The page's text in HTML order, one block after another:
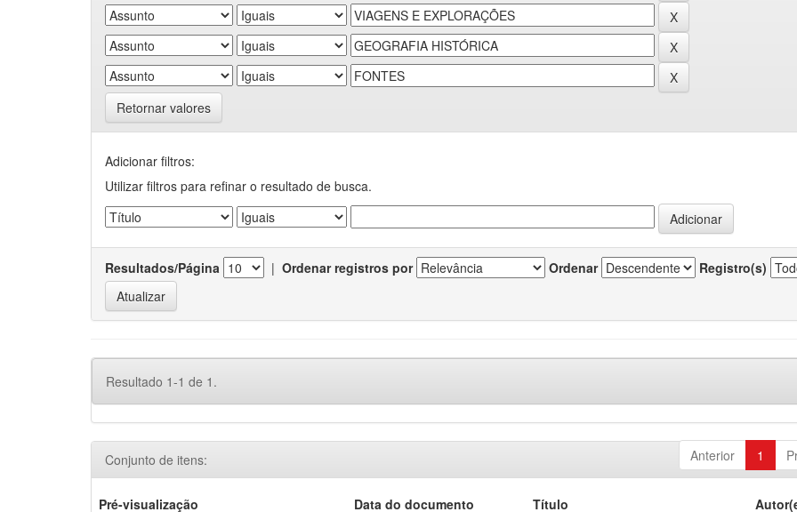
Retornar valores
Adicionar filtros:
Utilizar filtros para refinar o resultado de busca.
Resultados/Página | Ordenar registros por Ordenar Registro(s)
Resultado 1-1 de 1.
Anterior 1
Conjunto de itens:
Pré-visualização Data do documento Título